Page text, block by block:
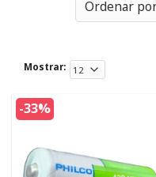
Mostrar:
-33%